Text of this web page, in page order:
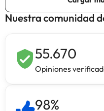
Nuestra comunidad
55.670
Opiniones
98%